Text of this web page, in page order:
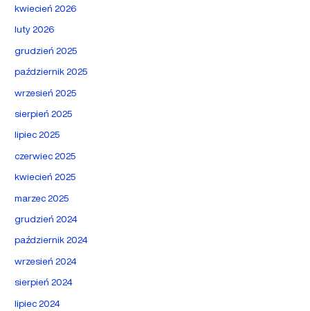
kwiecień 2026
luty 2026
grudzień 2025
październik 2025
wrzesień 2025
sierpień 2025
lipiec 2025
czerwiec 2025
kwiecień 2025
marzec 2025
grudzień 2024
październik 2024
wrzesień 2024
sierpień 2024
lipiec 2024